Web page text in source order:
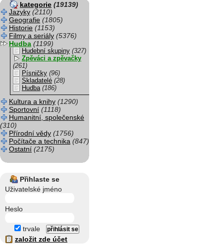
kategorie (19139)
Jazyky (2110)
Geografie (1805)
Historie (1153)
Filmy a seriály (5376)
Hudba (1199)
Hudební skupiny (327)
Zpěváci a zpěvačky
(261)
Písničky (96)
Skladatelé (28)
Hudba (186)
Kultura a knihy (1290)
Sportovní (1118)
Humanitní, společenské
(310)
Přírodní vědy (1756)
Počítače a technika (847)
Ostatní (2175)
Přihlaste se
Uživatelské jméno
Heslo
trvale
založit zde účet